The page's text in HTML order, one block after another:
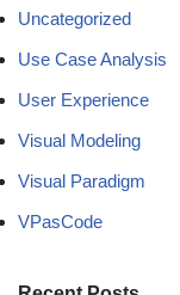
Uncategorized
Use Case Analysis
User Experience
Visual Modeling
Visual Paradigm
VPasCode